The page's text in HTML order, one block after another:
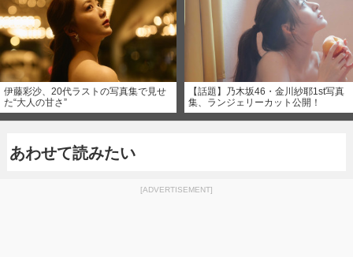
伊藤彩沙、20代ラストの写真集で見せ
た“大人の甘さ”
【話題】乃木坂46・金川紗耶1st写真
集、ランジェリーカット公開！
あわせて読みたい
[ADVERTISEMENT]